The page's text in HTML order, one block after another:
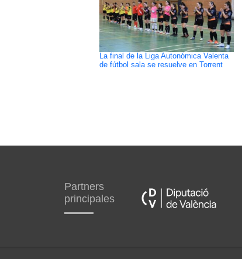
La final de la Liga Autonómica Valenta
de fútbol sala se resuelve en Torrent
Partners
principales